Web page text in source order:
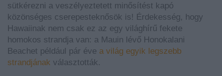
sütkérezni a veszélyeztetett minősítést kapó
közönséges cserepesteknősök is! Érdekesség, hogy
Hawaiinak nem csak ez az egy világhírű fekete
homokos strandja van: a Mauin lévő Honokalani
Beachet például pár éve a világ egyik legszebb
strandjának választották.